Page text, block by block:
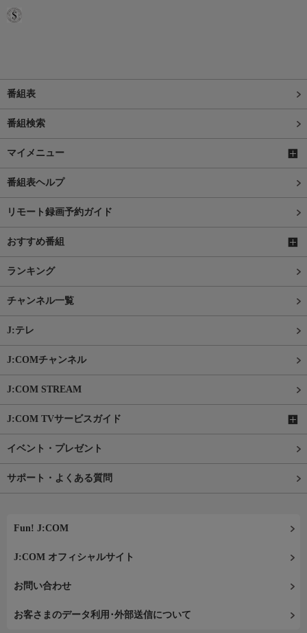
番組表
番組検索
マイメニュー
番組表ヘルプ
リモート録画予約ガイド
おすすめ番組
ランキング
チャンネル一覧
J:テレ
J:COMチャンネル
J:COM STREAM
J:COM TVサービスガイド
イベント・プレゼント
サポート・よくある質問
Fun! J:COM
J:COM オフィシャルサイト
お問い合わせ
お客さまのデータ利用･外部送信について